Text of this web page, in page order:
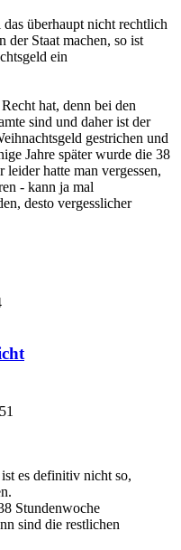
überhaupt nicht rechtlich
der Staat machen, so ist
ein
hat, denn bei den
sind und daher ist der
gestrichen und
Jahre später wurde die 38
hatte man vergessen,
- kann ja mal
desto vergesslicher
es definitiv nicht so,
Stundenwoche
sind die restlichen